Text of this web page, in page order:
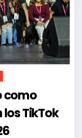
como
TikTok